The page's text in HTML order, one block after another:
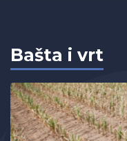
Bašta i vrt